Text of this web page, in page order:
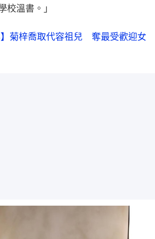
校溫書。」
】菊梓喬取代容祖兒　奪最受歡迎女